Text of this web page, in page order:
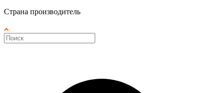
Страна производитель